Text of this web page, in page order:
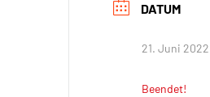
DATUM
21. Juni 2022
Beendet!